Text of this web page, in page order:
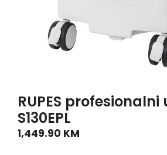
RUPES
S130EPL
1,449.90 KM